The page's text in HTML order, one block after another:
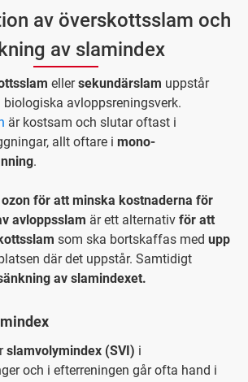
av överskottsslam och
av slamindex
ellersekundärslam uppstår
avloppsreningsverk.
är kostsam och slutar oftast i
allt oftare i mono-
.
för att minska kostnaderna för
avloppsslam är ett alternativ för att
som ska bortskaffas med upp
där det uppstår. Samtidigt
av slamindexet.
slamvolymindex (SVI) i
och i efterreningen går ofta hand i